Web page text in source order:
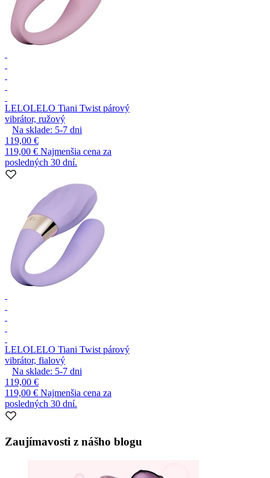
LELOLELO Tiani Twist párový
vibrátor, ružový
Na sklade: 5-7 dni
119,00 €
119,00 € Najmenšia cena za
posledných 30 dní.
LELOLELO Tiani Twist párový
vibrátor, fialový
Na sklade: 5-7 dni
119,00 €
119,00 € Najmenšia cena za
posledných 30 dní.
Zaujímavosti z nášho blogu